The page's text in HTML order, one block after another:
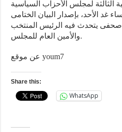
الثالثة لمجلس الأحزاب السياسية
غد الأحد، بإصدار البيان الختامى
صحفى يتحدث فيه الرئيس المنتخب
والأمين العام للمجلس.
عن موقع youm7
Share this:
WhatsApp